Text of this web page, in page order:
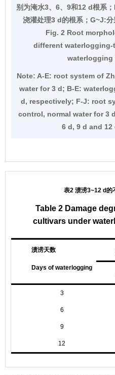
别为淹水3、6、9和12 d根系
浇灌处理3 d的根系；G~J:
Fig. 2 Root
different
waterlogging
Note: A-E: root system of
water for 3 d; B-E:
d, respectively; F-J: root
control, normal water for 3
6 d, 9 d and
表2 渍涝3~12 d的
Table 2 Damage
cultivars under
渍涝天数
Days of waterlogging
3
6
9
12